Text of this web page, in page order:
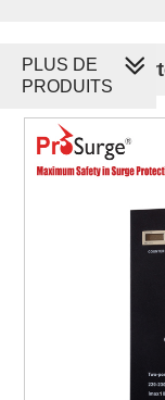
Filtre de
PLUS DE
PRODUITS